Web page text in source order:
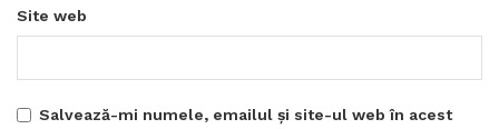
Site web
Salvează-mi numele, emailul și site-ul web în acest